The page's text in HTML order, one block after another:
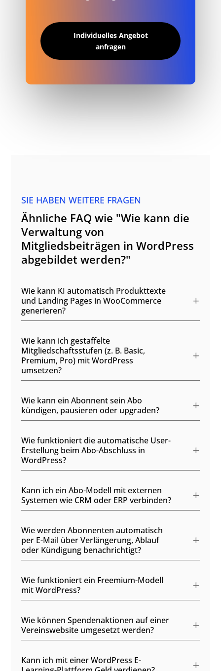
Individuelles Angebot
anfragen
SIE HABEN WEITERE FRAGEN
Ähnliche FAQ wie "Wie kann die
Verwaltung von
Mitgliedsbeiträgen in WordPress
abgebildet werden?"
Wie kann KI automatisch Produkttexte
und Landing Pages in WooCommerce
generieren?
Wie kann ich gestaffelte
Mitgliedschaftsstufen (z. B. Basic,
Premium, Pro) mit WordPress
umsetzen?
Wie kann ein Abonnent sein Abo
kündigen, pausieren oder upgraden?
Wie funktioniert die automatische User-
Erstellung beim Abo-Abschluss in
WordPress?
Kann ich ein Abo-Modell mit externen
Systemen wie CRM oder ERP verbinden?
Wie werden Abonnenten automatisch
per E-Mail über Verlängerung, Ablauf
oder Kündigung benachrichtigt?
Wie funktioniert ein Freemium-Modell
mit WordPress?
Wie können Spendenaktionen auf einer
Vereinswebsite umgesetzt werden?
Kann ich mit einer WordPress E-